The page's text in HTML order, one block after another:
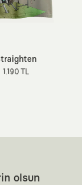
1.190 TL
olsun